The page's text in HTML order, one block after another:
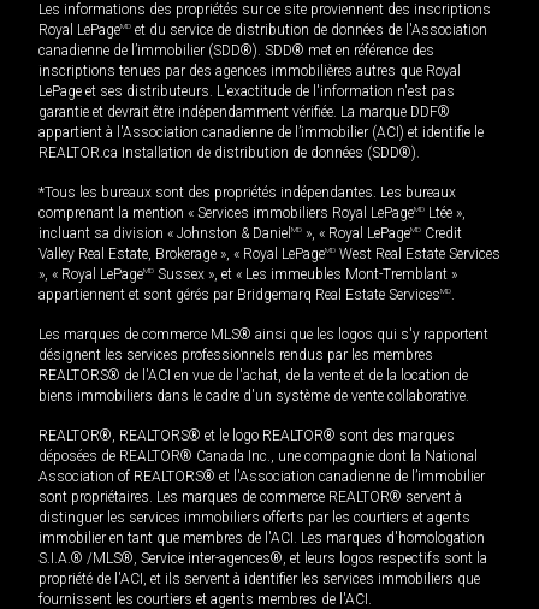
Les informations des propriétés sur ce site proviennent des inscriptions
Royal LePageMD et du service de distribution de données de l'Association
canadienne de l’immobilier (SDD®). SDD® met en référence des
inscriptions tenues par des agences immobilières autres que Royal
LePage et ses distributeurs. L'exactitude de l'information n'est pas
garantie et devrait être indépendamment vérifiée. La marque DDF®
appartient à l'Association canadienne de l’immobilier (ACI) et identifie le
REALTOR.ca Installation de distribution de données (SDD®).
*Tous les bureaux sont des propriétés indépendantes. Les bureaux
comprenant la mention « Services immobiliers Royal LePageMD Ltée »,
incluant sa division « Johnston & Daniel MD », « Royal LePageMD Credit
Valley Real Estate, Brokerage », « Royal LePageMD West Real Estate Services
», « Royal LePageMD Sussex », et « Les immeubles Mont-Tremblant »
appartiennent et sont gérés par Bridgemarq Real Estate ServicesMD.
Les marques de commerce MLS® ainsi que les logos qui s'y rapportent
désignent les services professionnels rendus par les membres
REALTORS® de l'ACI en vue de l'achat, de la vente et de la location de
biens immobiliers dans le cadre d'un système de vente collaborative.
REALTOR®, REALTORS® et le logo REALTOR® sont des marques
déposées de REALTOR® Canada Inc., une compagnie dont la National
Association of REALTORS® et l'Association canadienne de l’immobilier
sont propriétaires. Les marques de commerce REALTOR® servent à
distinguer les services immobiliers offerts par les courtiers et agents
immobilier en tant que membres de l'ACI. Les marques d'homologation
S.I.A.® /MLS®, Service inter-agences®, et leurs logos respectifs sont la
propriété de l'ACI, et ils servent à identifier les services immobiliers que
fournissent les courtiers et agents membres de l'ACI.